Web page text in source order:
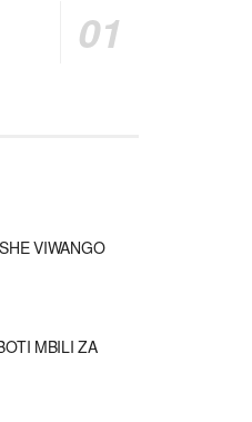
VIWANGO
MBILI ZA